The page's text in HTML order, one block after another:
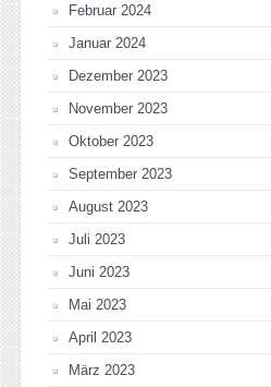
Februar 2024
Januar 2024
Dezember 2023
November 2023
Oktober 2023
September 2023
August 2023
Juli 2023
Juni 2023
Mai 2023
April 2023
März 2023